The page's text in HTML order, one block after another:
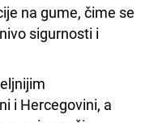
na gume, čime se
sigurnosti i
i Hercegovini, a